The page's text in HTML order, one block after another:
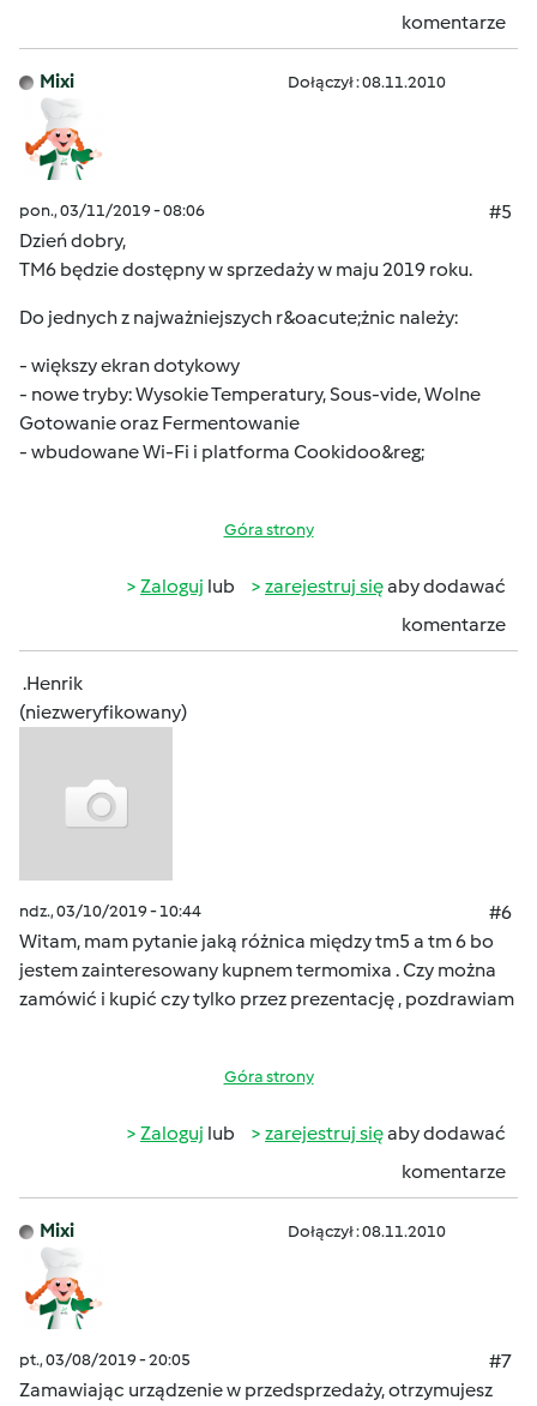
komentarze
Mixi Dołączył : 08.11.2010
pon., 03/11/2019 - 08:06
#5
Dzień dobry,
TM6 będzie dostępny w sprzedaży w maju 2019 roku.
Do jednych z najważniejszych r&oacute;żnic należy:
- większy ekran dotykowy
- nowe tryby: Wysokie Temperatury, Sous-vide, Wolne
Gotowanie oraz Fermentowanie
- wbudowane Wi-Fi i platforma Cookidoo&reg;
Góra strony
Zaloguj lub zarejestruj sięaby dodawać
komentarze
.Henrik
(niezweryfikowany)
ndz., 03/10/2019 - 10:44
#6
Witam, mam pytanie jaką różnica między tm5 a tm 6 bo
jestem zainteresowany kupnem termomixa . Czy można
zamówić i kupić czy tylko przez prezentację , pozdrawiam
Góra strony
Zaloguj lub zarejestruj sięaby dodawać
komentarze
Mixi Dołączył : 08.11.2010
pt., 03/08/2019 - 20:05
#7
Zamawiając urządzenie w przedsprzedaży, otrzymujesz